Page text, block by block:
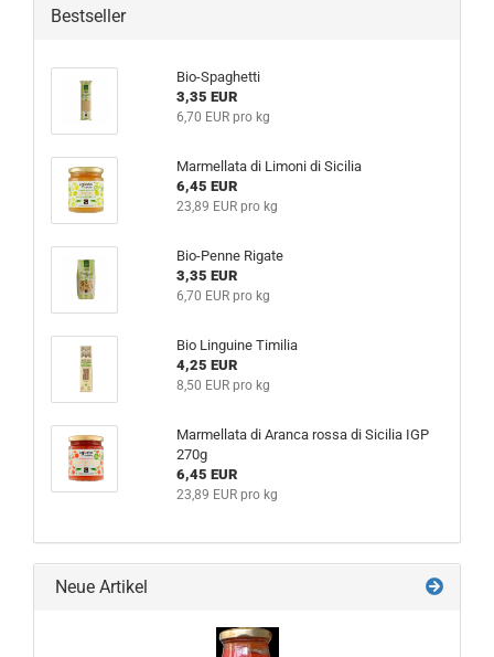
Bestseller
Bio-Spaghetti
3,35 EUR
6,70 EUR pro kg
Marmellata di Limoni di Sicilia
6,45 EUR
23,89 EUR pro kg
Bio-Penne Rigate
3,35 EUR
6,70 EUR pro kg
Bio Linguine Timilia
4,25 EUR
8,50 EUR pro kg
Marmellata di Aranca rossa di Sicilia IGP
270g
6,45 EUR
23,89 EUR pro kg
Neue Artikel